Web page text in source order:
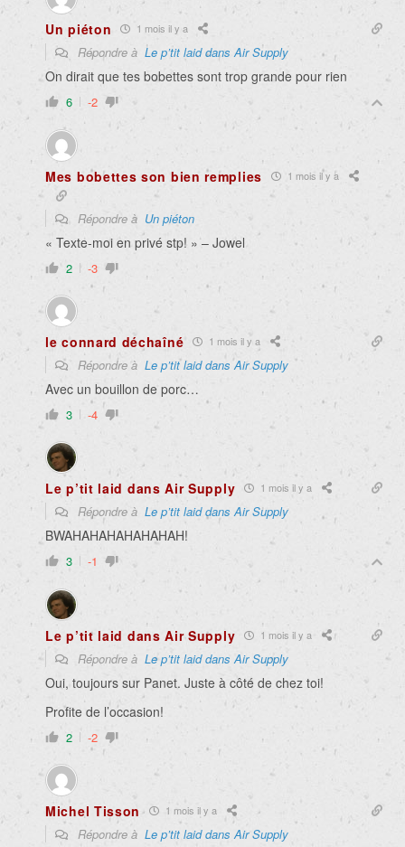
Un piéton 1 mois il y a
Répondre à Le p’tit laid dans Air Supply
On dirait que tes bobettes sont trop grande pour rien
6 -2
Mes bobettes son bien remplies 1 mois il y a
Répondre à Un piéton
« Texte-moi en privé stp! » – Jowel
2 -3
le connard déchaîné 1 mois il y a
Répondre à Le p’tit laid dans Air Supply
Avec un bouillon de porc…
3 -4
Le p’tit laid dans Air Supply 1 mois il y a
Répondre à Le p’tit laid dans Air Supply
BWAHAHAHAHAHAHAH!
3 -1
Le p’tit laid dans Air Supply 1 mois il y a
Répondre à Le p’tit laid dans Air Supply
Oui, toujours sur Panet. Juste à côté de chez toi!
Profite de l’occasion!
2 -2
Michel Tisson 1 mois il y a
Répondre à Le p’tit laid dans Air Supply